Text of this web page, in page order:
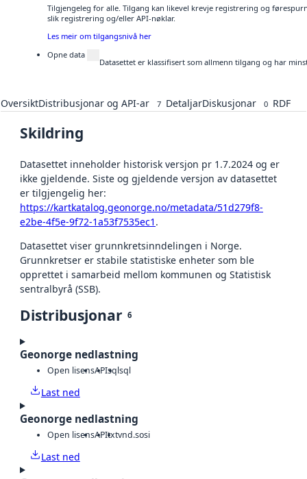
Tilgjengeleg for alle. Tilgang kan likevel krevje registrering og
slik registrering og/eller API-nøklar.
Les meir om tilgangsnivå her
Opne data
Datasettet er klassifisert som allmenn tilgang og har
OversiktDistribusjonar og API-ar 7 DetaljarDiskusjonar 0 RDF
Skildring
Datasettet inneholder historisk versjon pr 1.7.2024 og er
ikke gjeldende. Siste og gjeldende versjon av datasettet
er tilgjengelig her:
https://kartkatalog.geonorge.no/metadata/51d279f8-
e2be-4f5e-9f72-1a53f7535ec1 .
Datasettet viser grunnkretsinndelingen i Norge.
Grunnkretser er stabile statistiske enheter som ble
opprettet i samarbeid mellom kommunen og Statistisk
sentralbyrå (SSB).
Distribusjonar 6
Geonorge nedlastning
Open lisensAPIsqlsql
Last ned
Geonorge nedlastning
Open lisensAPItxtvnd.sosi
Last ned